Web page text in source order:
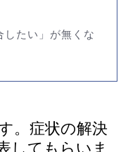
したい」が無くな
。症状の解決
してもらいま